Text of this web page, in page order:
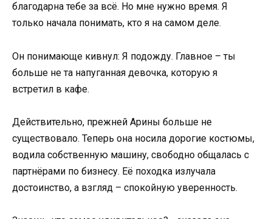
благодарна тебе за всё. Но мне нужно время. Я
только начала понимать, кто я на самом деле.
Он понимающе кивнул: Я подожду. Главное – ты
больше не та напуганная девочка, которую я
встретил в кафе.
Действительно, прежней Арины больше не
существовало. Теперь она носила дорогие костюмы,
водила собственную машину, свободно общалась с
партнёрами по бизнесу. Её походка излучала
достоинство, а взгляд – спокойную уверенность.